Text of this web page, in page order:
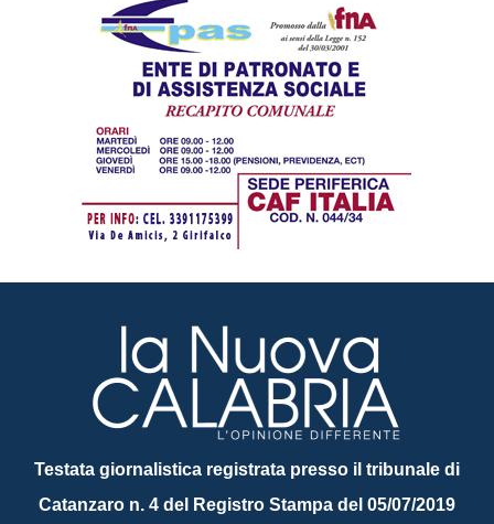
Testata giornalistica registrata presso il tribunale di
Catanzaro n. 4 del Registro Stampa del 05/07/2019